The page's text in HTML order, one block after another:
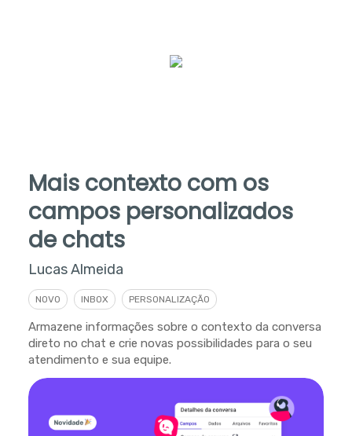
Mais contexto com os
campos personalizados
de chats
Lucas Almeida
NOVO INBOX PERSONALIZAÇÃO
Armazene informações sobre o contexto da conversa
direto no chat e crie novas possibilidades para o seu
atendimento e sua equipe.